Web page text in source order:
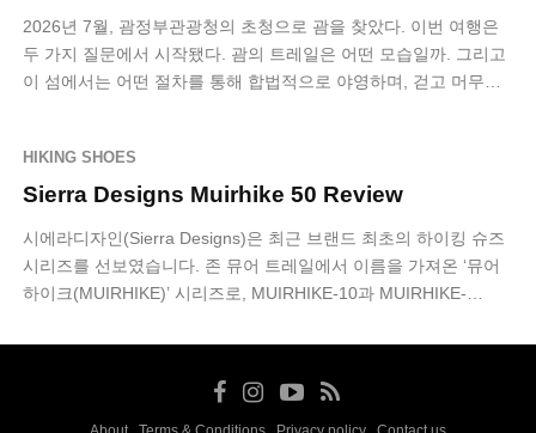
2026년 7월, 괌정부관광청의 초청으로 괌을 찾았다. 이번 여행은
두 가지 질문에서 시작됐다. 괌의 트레일은 어떤 모습일까. 그리고
이 섬에서는 어떤 절차를 통해 합법적으로 야영하며, 걷고 머무는
HIKING SHOES
Sierra Designs Muirhike 50 Review
시에라디자인(Sierra Designs)은 최근 브랜드 최초의 하이킹 슈즈
시리즈를 선보였습니다. 존 뮤어 트레일에서 이름을 가져온 ‘뮤어
하이크(MUIRHIKE)’ 시리즈로, MUIRHIKE-10과 MUIRHIKE-…